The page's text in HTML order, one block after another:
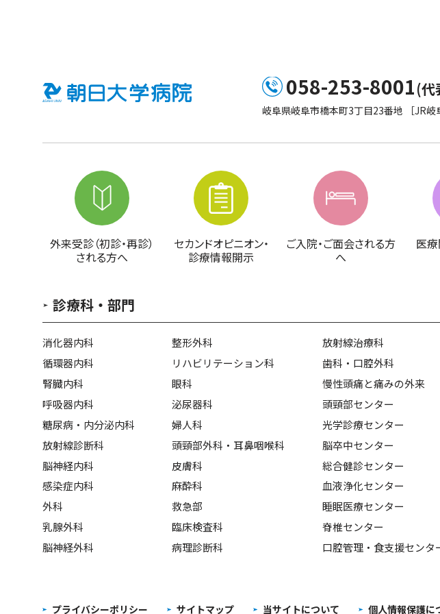
058-253-8001(代
岐阜県岐阜市橋本町3丁目23番地 ［JR岐
外来受診（初診・再診）
される方へ
セカンドオピニオン・
診療情報開示
ご入院・ご面会される方
へ
医
診療科・部門
消化器内科
循環器内科
腎臓内科
呼吸器内科
糖尿病・内分泌内科
放射線診断科
脳神経内科
感染症内科
外科
乳腺外科
脳神経外科
整形外科
リハビリテーション科
眼科
泌尿器科
婦人科
頭頸部外科・耳鼻咽喉科
皮膚科
麻酔科
救急部
臨床検査科
病理診断科
放射線治療科
歯科・口腔外科
慢性頭痛と痛みの外来
頭頸部センター
光学診療センター
脳卒中センター
総合健診センター
血液浄化センター
睡眠医療センター
脊椎センター
口腔管理・食支援センタ
プライバシーポリシー サイトマップ 当サイトについて 個人情報保護に